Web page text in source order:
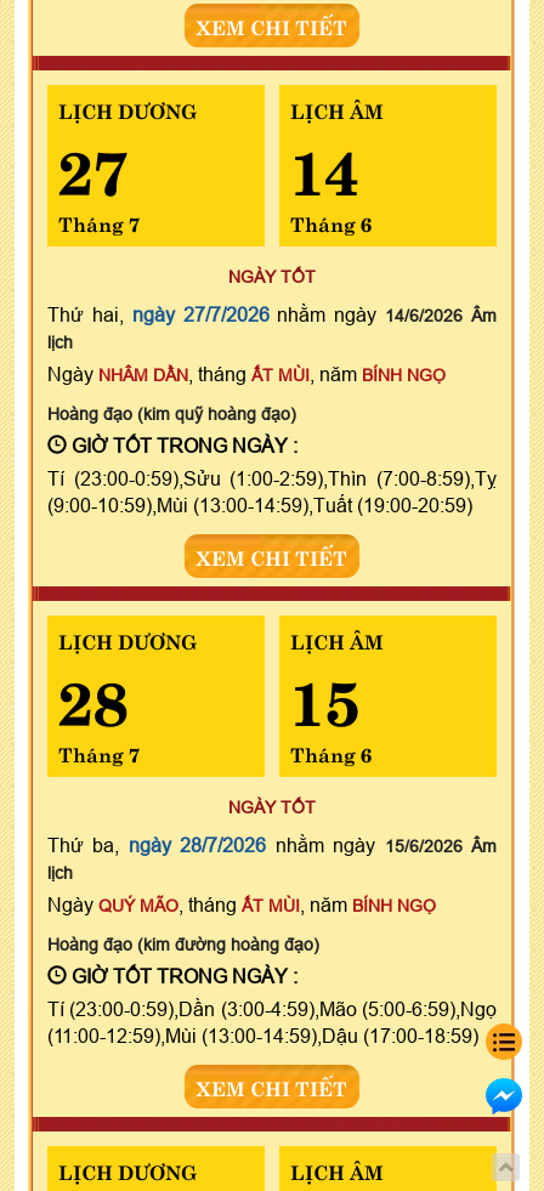
XEM CHI TIẾT
LỊCH DƯƠNG
27
Tháng 7
LỊCH ÂM
14
Tháng 6
NGÀY TỐT
Thứ hai, ngày 27/7/2026nhằm ngày 14/6/2026 Âm
lịch
Ngày NHÂM DẦN , tháng ẤT MÙI , năm BÍNH NGỌ
Hoàng đạo (kim quỹ hoàng đạo)
GIỜ TỐT TRONG NGÀY :
Tí (23:00-0:59),Sửu (1:00-2:59),Thìn (7:00-8:59),Tỵ
(9:00-10:59),Mùi (13:00-14:59),Tuất (19:00-20:59)
XEM CHI TIẾT
LỊCH DƯƠNG
28
Tháng 7
LỊCH ÂM
15
Tháng 6
NGÀY TỐT
Thứ ba, ngày 28/7/2026 nhằm ngày 15/6/2026 Âm
lịch
Ngày QUÝ MÃO , tháng ẤT MÙI , năm BÍNH NGỌ
Hoàng đạo (kim đường hoàng đạo)
GIỜ TỐT TRONG NGÀY :
Tí (23:00-0:59),Dần (3:00-4:59),Mão (5:00-6:59),Ngọ
(11:00-12:59),Mùi (13:00-14:59),Dậu (17:00-18:59)
XEM CHI TIẾT
LỊCH DƯƠNG LỊCH ÂM